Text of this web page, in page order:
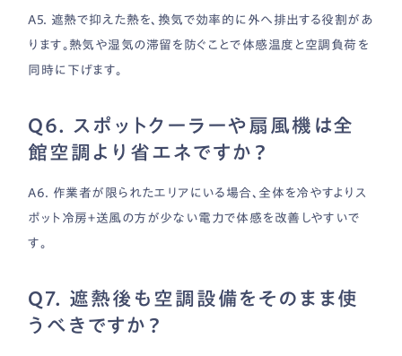
A5. 遮熱で抑えた熱を、換気で効率的に外へ排出する役割があ
ります。熱気や湿気の滞留を防ぐことで体感温度と空調負荷を
同時に下げます。
Q6. スポットクーラーや扇風機は全
館空調より省エネですか？
A6. 作業者が限られたエリアにいる場合、全体を冷やすよりス
ポット冷房＋送風の方が少ない電力で体感を改善しやすいで
す。
Q7. 遮熱後も空調設備をそのまま使
うべきですか？